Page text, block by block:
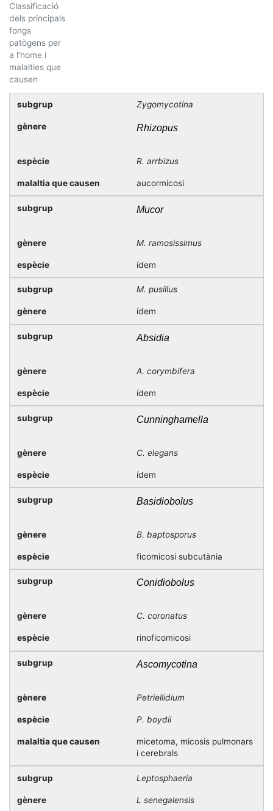
Classificació
dels principals
fongs
patògens per
a l’home i
malalties que
causen
Zygomycotina
Rhizopus
R. arrbizus
aucormicosi
Mucor
M. ramosissimus
ídem
M. pusillus
ídem
Absidia
A. corymbifera
ídem
Cunninghamella
C. elegans
ídem
Basidiobolus
B. baptosporus
ficomicosi subcutània
Conidiobolus
C. coronatus
rinoficomicosi
Ascomycotina
Petriellidium
P. boydii
micetoma, micosis pulmonars
i cerebrals
Leptosphaeria
L senegalensis